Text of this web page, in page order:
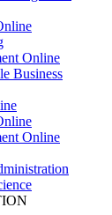
Online
Business
Online